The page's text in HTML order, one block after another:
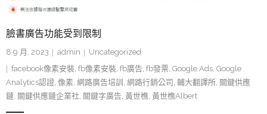
臉書廣告功能受到限制
8 9 月, 2023 admin
Uncategorized
facebook像素安裝 fb像素安裝 fb廣告 fb發票 Google Ads Google
Analytics認證 像素 網路廣告培訓 網路行銷公司 輔大翻譯所 關鍵供應
鏈 關鍵供應鏈企業社 關鍵字廣告 黃世樵 黃世樵Albert